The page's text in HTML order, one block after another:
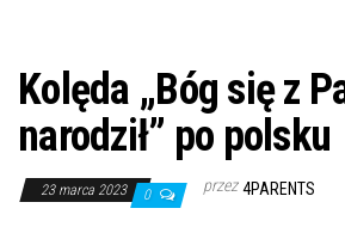
Kolęda „Bóg się z
narodził” po polsku
23 marca 2023 0 przez 4PARENTS